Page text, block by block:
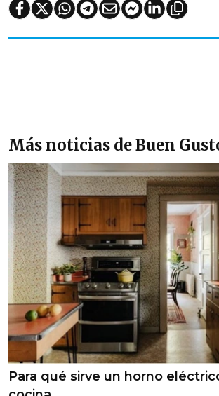
Más noticias de Buen
Para qué sirve un horno